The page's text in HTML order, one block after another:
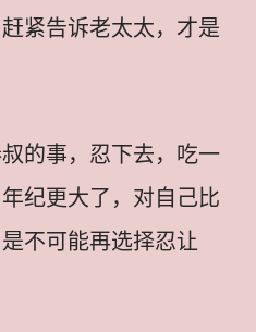
紧告诉老太太，才是
的事，忍下去，吃一
纪更大了，对自己比
不可能再选择忍让